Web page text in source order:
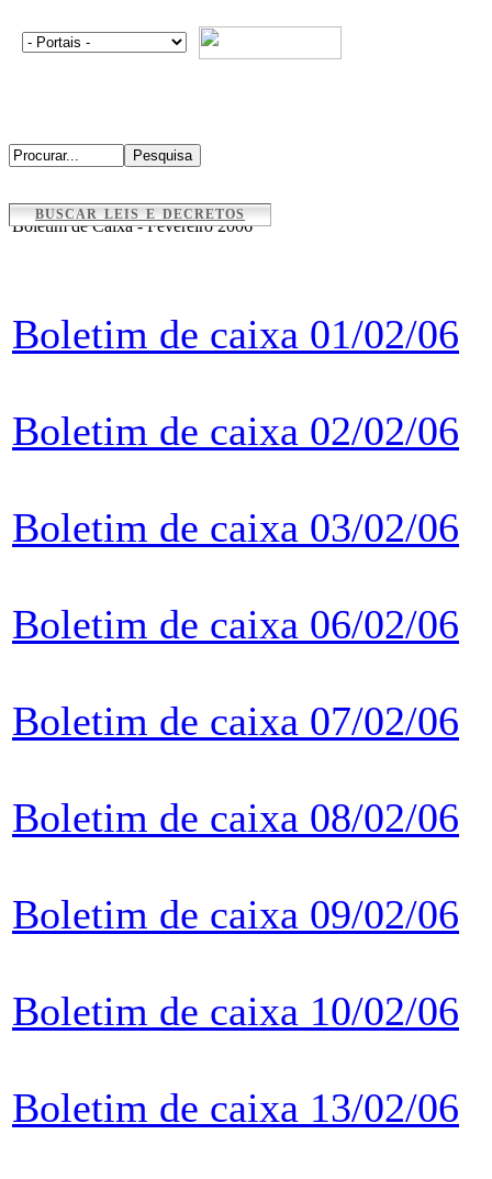
BUSCAR LEIS E DECRETOS
Boletim de Caixa - Fevereiro 2006
Boletim de caixa 01/02/06
Boletim de caixa 02/02/06
Boletim de caixa 03/02/06
Boletim de caixa 06/02/06
Boletim de caixa 07/02/06
Boletim de caixa 08/02/06
Boletim de caixa 09/02/06
Boletim de caixa 10/02/06
Boletim de caixa 13/02/06